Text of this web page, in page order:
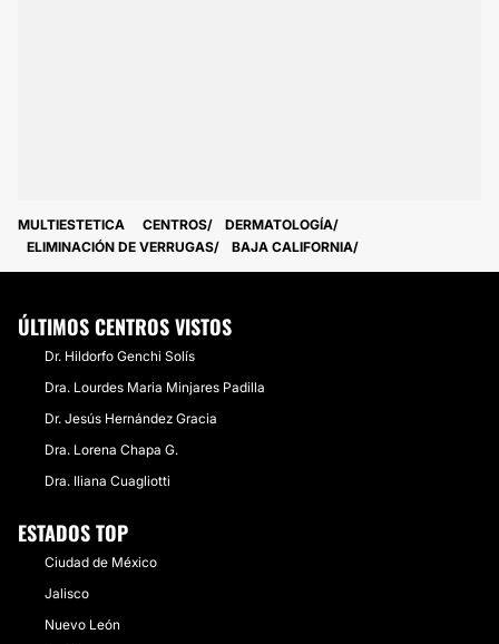
MULTIESTETICA CENTROS
DERMATOLOGÍA
ELIMINACIÓN DE VERRUGAS
BAJA CALIFORNIA
ÚLTIMOS CENTROS VISTOS
Dr. Hildorfo Genchi Solís
Dra. Lourdes Maria Minjares Padilla
Dr. Jesús Hernández Gracia
Dra. Lorena Chapa G.
Dra. Iliana Cuagliotti
ESTADOS TOP
Ciudad de México
Jalisco
Nuevo León